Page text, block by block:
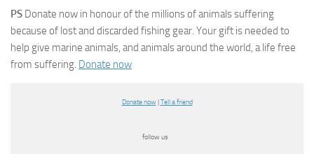
PS Donate now in honour of the millions of animals suffering
because of lost and discarded fishing gear. Your gift is needed to
help give marine animals, and animals around the world, a life free
from suffering. Donate now
Donate now|Tell a friend
follow us